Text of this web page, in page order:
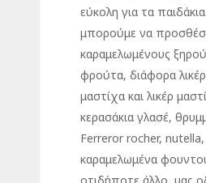
εύκολη για τα
μπορούμε να
καραμελωμένους
φρούτα, διάφορα
μαστίχα και λικέρ
κερασάκια γλασέ,
Ferreror rocher, nutella,
καραμελωμένα